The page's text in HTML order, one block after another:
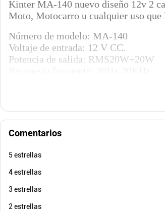
Kinter MA-140 nuevo diseño 12v 2
Moto, Motocarro u cualquier uso
Número de modelo: MA-140
Voltaje de entrada: 12 V CC.
Potencia de salida: RMS20W+20W
Rango de frecuencia FM: 87,5MHz-
El nivel de señal: 200MV 47K
Comentarios
5 estrellas
4 estrellas
3 estrellas
2 estrellas
$ 111.900 -50
$ 223 800